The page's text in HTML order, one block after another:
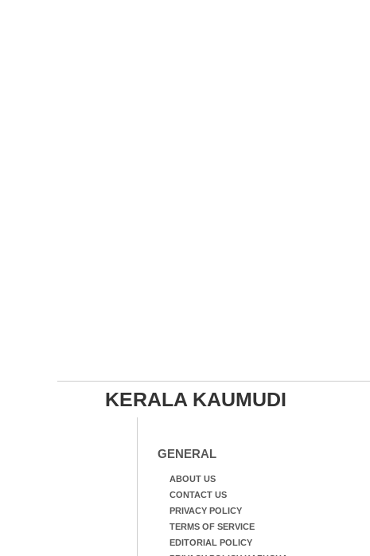
KERALA KAUMUDI
GENERAL
ABOUT US
CONTACT US
PRIVACY POLICY
TERMS OF SERVICE
EDITORIAL POLICY